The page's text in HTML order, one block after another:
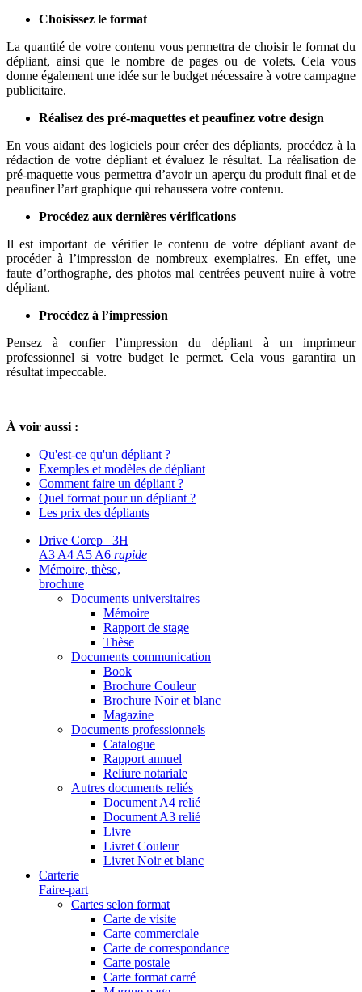
Choisissez le format
La quantité de votre contenu vous permettra de choisir le format du
dépliant, ainsi que le nombre de pages ou de volets. Cela vous
donne également une idée sur le budget nécessaire à votre campagne
publicitaire.
Réalisez des pré-maquettes et peaufinez votre design
En vous aidant des logiciels pour créer des dépliants, procédez à la
rédaction de votre dépliant et évaluez le résultat. La réalisation de
pré-maquette vous permettra d’avoir un aperçu du produit final et de
peaufiner l’art graphique qui rehaussera votre contenu.
Procédez aux dernières vérifications
Il est important de vérifier le contenu de votre dépliant avant de
procéder à l’impression de nombreux exemplaires. En effet, une
faute d’orthographe, des photos mal centrées peuvent nuire à votre
dépliant.
Procédez à l’impression
Pensez à confier l’impression du dépliant à un imprimeur
professionnel si votre budget le permet. Cela vous garantira un
résultat impeccable.
À voir aussi :
Qu'est-ce qu'un dépliant ?
Exemples et modèles de dépliant
Comment faire un dépliant ?
Quel format pour un dépliant ?
Les prix des dépliants
Drive Corep 3H
A3 A4 A5 A6 rapide
Mémoire, thèse,
brochure
Documents universitaires
Mémoire
Rapport de stage
Thèse
Documents communication
Book
Brochure Couleur
Brochure Noir et blanc
Magazine
Documents professionnels
Catalogue
Rapport annuel
Reliure notariale
Autres documents reliés
Document A4 relié
Document A3 relié
Livre
Livret Couleur
Livret Noir et blanc
Carterie
Faire-part
Cartes selon format
Carte de visite
Carte commerciale
Carte de correspondance
Carte postale
Carte format carré